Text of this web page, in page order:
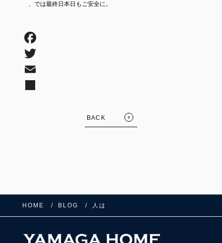
、では最終日本日もご安全に。
BACK
HOME BLOG 人は